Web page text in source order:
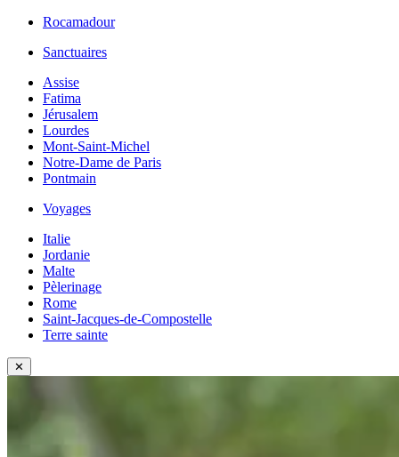
Rocamadour
Sanctuaires
Assise
Fatima
Jérusalem
Lourdes
Mont-Saint-Michel
Notre-Dame de Paris
Pontmain
Voyages
Italie
Jordanie
Malte
Pèlerinage
Rome
Saint-Jacques-de-Compostelle
Terre sainte
✕